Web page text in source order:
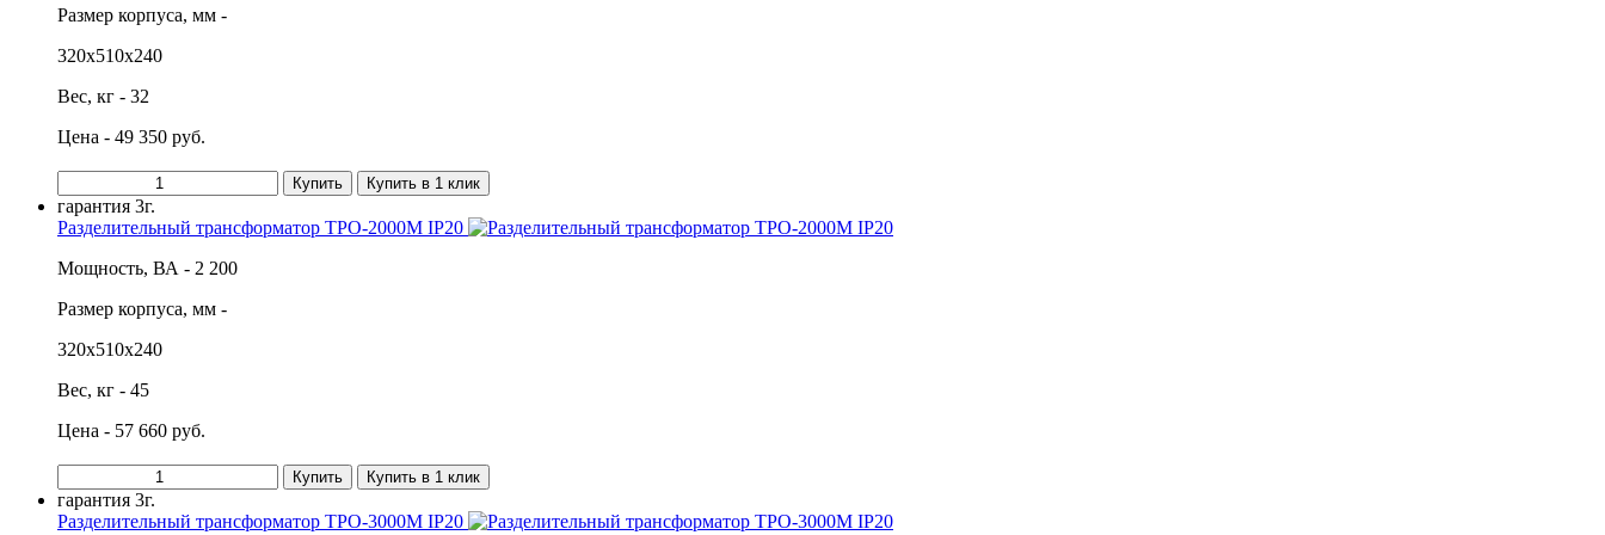
Размер корпуса, мм -
320х510х240
Вес, кг - 32
Цена - 49 350 руб.
Купить Купить в 1 клик
гарантия 3г.
Разделительный трансформатор ТРО-2000М IP20
Мощность, ВА - 2 200
Размер корпуса, мм -
320х510х240
Вес, кг - 45
Цена - 57 660 руб.
Купить Купить в 1 клик
гарантия 3г.
Разделительный трансформатор ТРО-3000М IP20